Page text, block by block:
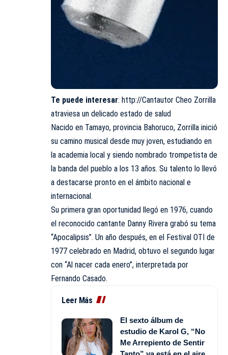
Te puede interesar: http://Cantautor Cheo Zorrilla
atraviesa un delicado estado de salud
Nacido en Tamayo, provincia Bahoruco, Zorrilla inició
su camino musical desde muy joven, estudiando en
la academia local y siendo nombrado trompetista de
la banda del pueblo a los 13 años. Su talento lo llevó
a destacarse pronto en el ámbito nacional e
internacional.
Su primera gran oportunidad llegó en 1976, cuando
el reconocido cantante Danny Rivera grabó su tema
“Apocalipsis”. Un año después, en el Festival OTI de
1977 celebrado en Madrid, obtuvo el segundo lugar
con “Al nacer cada enero”, interpretada por
Fernando Casado.
Leer Más
El sexto álbum de
estudio de Karol G, “No
Me Arrepiento de Sentir